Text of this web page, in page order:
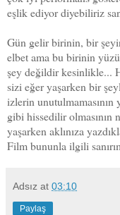
eşlik ediyor diyebiliriz
Gün gelir birinin, bir
elbet ama bu birinin
şey değildir kesinlikle...
sizi eğer yaşarken bir
izlerin unutulmamasının
gibi hissedilir olmasının
yaşarken aklınıza
Film bununla ilgili
Adsız at 03:10
Paylaş